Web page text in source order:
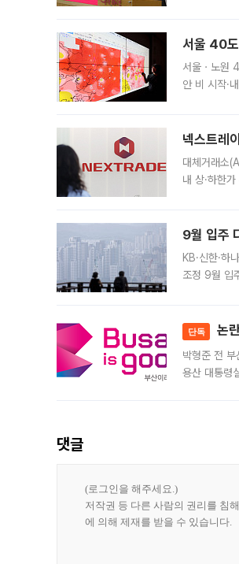
서울 40
서울ㆍ노원
안 비 시작·
넥스트레
대체거래소
내 상·하한
9월 입주
KB·신한·
조정 9월 입
단독 논
박형준 전
용산 대통령
댓글